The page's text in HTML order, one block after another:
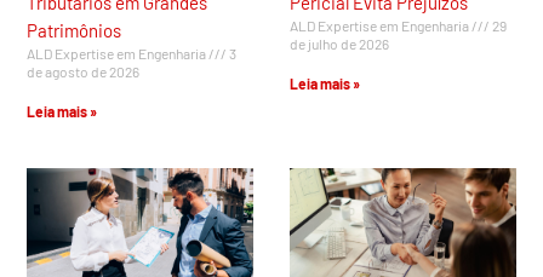
Patrimônios
ALD Expertise em Engenharia
3
de agosto de 2026
Leia mais »
ALD Expertise em Engenharia
29
de julho de 2026
Leia mais »